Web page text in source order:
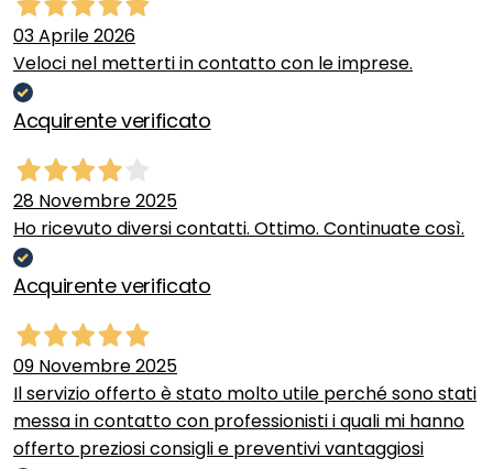
03 Aprile 2026
Veloci nel metterti in contatto con le imprese.
Acquirente verificato
28 Novembre 2025
Ho ricevuto diversi contatti. Ottimo. Continuate così.
Acquirente verificato
09 Novembre 2025
Il servizio offerto è stato molto utile perché sono stati
messa in contatto con professionisti i quali mi hanno
offerto preziosi consigli e preventivi vantaggiosi